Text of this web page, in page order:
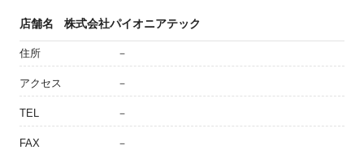
店舗名 株式会社パイオニアテック
住所 －
アクセス －
TEL －
FAX －